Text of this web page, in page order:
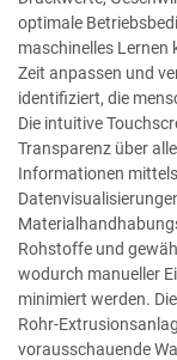
optimale
maschinelles Lernen
Zeit anpassen und
identifiziert, die
Die intuitive
Transparenz über
Informationen
Rohstoffe und
wodurch manueller
minimiert werden.
Rohr-
vorausschauende